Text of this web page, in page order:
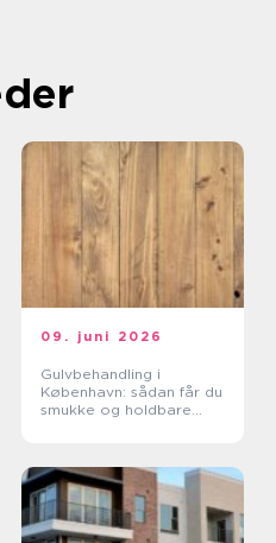
09. juni 2026
Gulvbehandling i
København: sådan får du
smukke og holdbare